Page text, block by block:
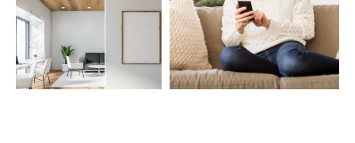
RECHERCHER